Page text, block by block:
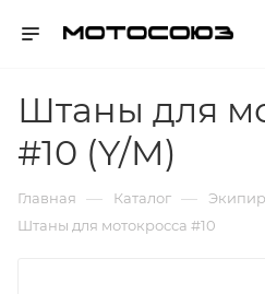
Штаны для
#10 (Y/M)
Главная — Каталог —
Штаны для мотокросса #10